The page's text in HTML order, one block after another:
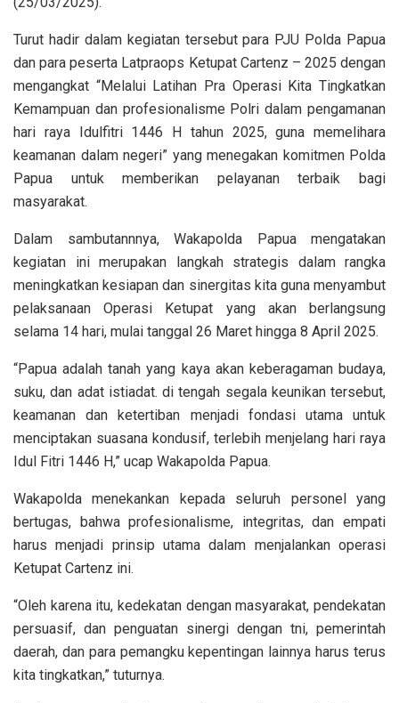
Turut hadir dalam kegiatan tersebut para PJU Polda Papua
dan para peserta Latpraops Ketupat Cartenz – 2025 dengan
mengangkat “Melalui Latihan Pra Operasi Kita Tingkatkan
Kemampuan dan profesionalisme Polri dalam pengamanan
hari raya Idulfitri 1446 H tahun 2025, guna memelihara
keamanan dalam negeri” yang menegakan komitmen Polda
Papua untuk memberikan pelayanan terbaik bagi
masyarakat.
Dalam sambutannnya, Wakapolda Papua mengatakan
kegiatan ini merupakan langkah strategis dalam rangka
meningkatkan kesiapan dan sinergitas kita guna menyambut
pelaksanaan Operasi Ketupat yang akan berlangsung
selama 14 hari, mulai tanggal 26 Maret hingga 8 April 2025.
“Papua adalah tanah yang kaya akan keberagaman budaya,
suku, dan adat istiadat. di tengah segala keunikan tersebut,
keamanan dan ketertiban menjadi fondasi utama untuk
menciptakan suasana kondusif, terlebih menjelang hari raya
Idul Fitri 1446 H,” ucap Wakapolda Papua.
Wakapolda menekankan kepada seluruh personel yang
bertugas, bahwa profesionalisme, integritas, dan empati
harus menjadi prinsip utama dalam menjalankan operasi
Ketupat Cartenz ini.
“Oleh karena itu, kedekatan dengan masyarakat, pendekatan
persuasif, dan penguatan sinergi dengan tni, pemerintah
daerah, dan para pemangku kepentingan lainnya harus terus
kita tingkatkan,” tuturnya.